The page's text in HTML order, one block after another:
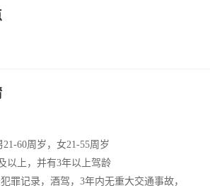
60周岁，女21-55周岁
以上，并有3年以上驾龄
罪记录，酒驾，3年内无重大交通事故，